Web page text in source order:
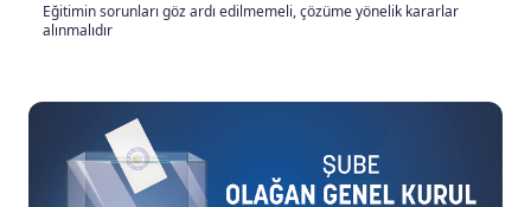
Eğitimin sorunları göz ardı edilmemeli, çözüme yönelik kararlar
alınmalıdır